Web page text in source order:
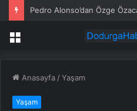
Pedro Alonso’dan Özge
Menü
Anasayfa /Yaşam
Yaşam